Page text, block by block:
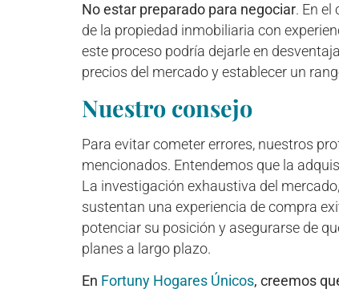
No estar preparado para negociar. En
de la propiedad inmobiliaria con
este proceso podría dejarle en
precios del mercado y establecer un
Nuestro consejo
Para evitar cometer errores, nuestros
mencionados. Entendemos que la
La investigación exhaustiva del
sustentan una experiencia de compra
potenciar su posición y asegurarse de
planes a largo plazo.
En Fortuny Hogares Únicos, creemos